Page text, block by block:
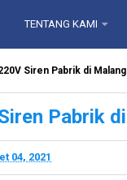
TENTANG KAMI
Siren Pabrik di Malang
Pabrik
04, 2021